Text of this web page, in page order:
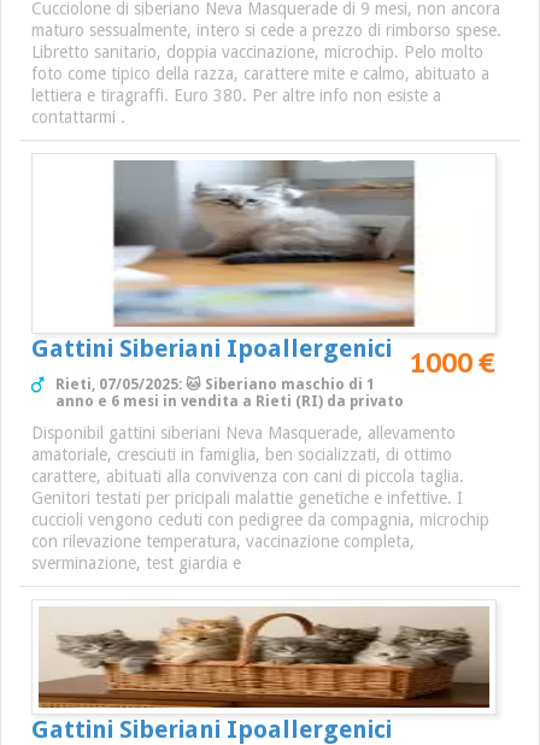
Cucciolone di siberiano Neva Masquerade di 9 mesi, non ancora
maturo sessualmente, intero si cede a prezzo di rimborso spese.
Libretto sanitario, doppia vaccinazione, microchip. Pelo molto
foto come tipico della razza, carattere mite e calmo, abituato a
lettiera e tiragraffi. Euro 380. Per altre info non esiste a
contattarmi .
Gattini Siberiani Ipoallergenici 1000 €
Rieti, 07/05/2025: 🐱 Siberiano maschio di 1
anno e 6 mesi in vendita a Rieti (RI) da privato
Disponibil gattini siberiani Neva Masquerade, allevamento
amatoriale, cresciuti in famiglia, ben socializzati, di ottimo
carattere, abituati alla convivenza con cani di piccola taglia.
Genitori testati per pricipali malattie genetiche e infettive. I
cuccioli vengono ceduti con pedigree da compagnia, microchip
con rilevazione temperatura, vaccinazione completa,
sverminazione, test giardia e
Gattini Siberiani Ipoallergenici